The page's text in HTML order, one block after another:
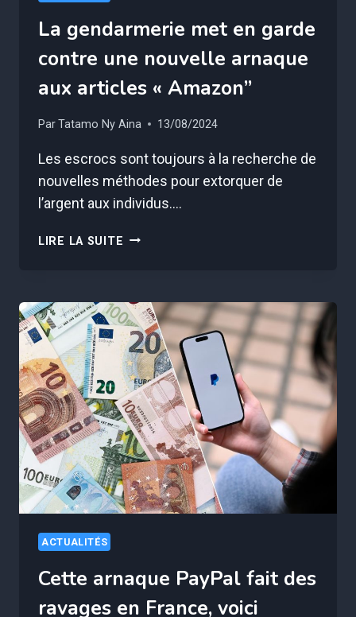
La gendarmerie met en garde
contre une nouvelle arnaque
aux articles « Amazon”
ParTatamo Ny Aina 13/08/2024
Les escrocs sont toujours à la recherche de
nouvelles méthodes pour extorquer de
l’argent aux individus….
LIRE LA SUITE LA
GARDE
CONTRE
UNE
NOUVELLE
ARNAQUE
AUX
ARTICLES
« AMAZON”
ACTUALITÉS
Cette arnaque PayPal fait des
ravages en France, voici